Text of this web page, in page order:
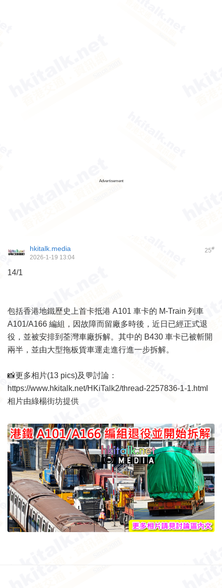
Advertisement
25#
hkitalk.media
2026-1-19 13:04
14/1
包括香港地鐵歷史上首卡抵港 A101 車卡的 M-Train 列車
A101/A166 編組，因故障而留廠多時後，近日已經正式退
役，並被安排到荃灣車廠拆解。其中的 B430 車卡已被斬開
兩半，並由大型拖板貨車運走進行進一步拆解。
📸更多相片(13 pics)及💬討論：
https://www.hkitalk.net/HKiTalk2/thread-2257836-1-1.html
相片由綠楊街坊提供